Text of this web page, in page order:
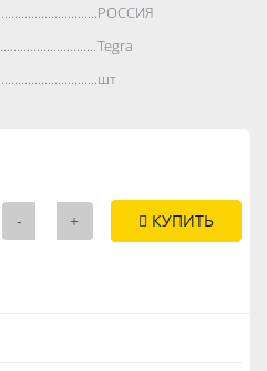
РОССИЯ
Tegra
шт
- + КУПИТЬ